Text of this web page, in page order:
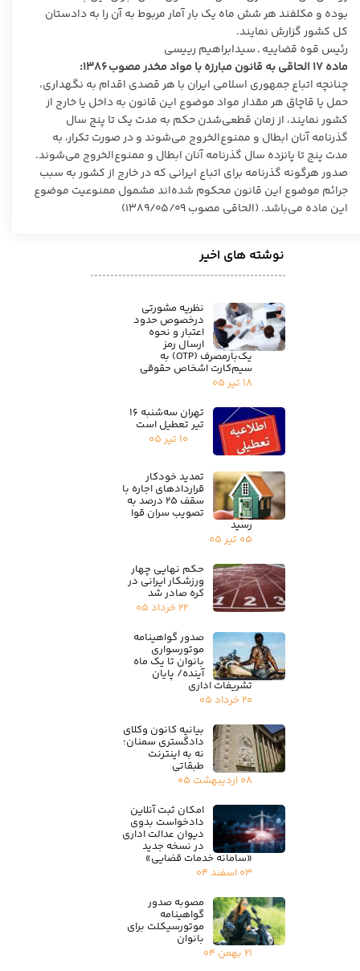
بوده و مکلفند هر شش ماه یک بار آمار مربوط به آن را به دادستان
کل کشور گزارش نمایند.
رئیس قوه قضاییه ـ سیدابراهیم رییسی
ماده ۱۷ الحاقی به قانون مبارزه با مواد مخدر مصوب ۱۳۸۶:
چنانچه اتباع جمهوری اسلامی ایران با هر قصدی اقدام به نگهداری،
حمل یا قاچاق هر مقدار مواد موضوع این قانون به داخل یا خارج از
کشور نمایند، از زمان قطعی‌شدن حکم به مدت یک تا پنج سال
گذرنامه آنان ابطال و ممنوع‌الخروج می‌شوند و در صورت تکرار، به
مدت پنج تا پانزده سال گذرنامه آنان ابطال و ممنوع‌الخروج می‌شوند.
صدور هرگونه گذرنامه برای اتباع ایرانی که در خارج از کشور به سبب
جرائم موضوع این قانون محکوم شده‌اند مشمول ممنوعیت موضوع
این ماده می‌باشد. (الحاقی مصوب ۱۳۸۹/۰۵/۰۹)
نوشته های اخیر
نظریه مشورتی
درخصوص حدود
اعتبار و نحوه
ارسال رمز
یک‌بارمصرف (OTP) به
سیم‌کارت اشخاص حقوقی
۱۸ تیر ۰۵
تهران سه‌شنبه ۱۶
تیر تعطیل است
۱۰ تیر ۰۵
تمدید خودکار
قراردادهای اجاره با
سقف ۲۵ درصد به
تصویب سران قوا
رسید
۰۵ تیر ۰۵
حکم نهایی چهار
ورزشکار ایرانی در
کره صادر شد
۲۲ خرداد ۰۵
صدور گواهینامه
موتورسواری
بانوان تا یک ماه
آینده/ پایان
تشریفات اداری
۲۰ خرداد ۰۵
بیانیه کانون وکلای
دادگستری سمنان؛
نه به اینترنت
طبقاتی
۰۸ اردیبهشت ۰۵
امکان ثبت آنلاین
دادخواست بدوی
دیوان عدالت اداری
در نسخه جدید
«سامانه خدمات قضایی»
۰۳ اسفند ۰۴
مصوبه صدور
گواهینامه
موتورسیکلت برای
بانوان
۲۱ بهمن ۰۴